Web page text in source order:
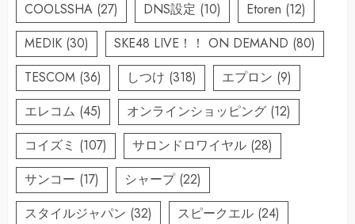
COOLSSHA (27) DNS設定 (10) Etoren (12)
MEDIK (30) SKE48 LIVE！！ ON DEMAND (80)
TESCOM (36) しつけ (318) エプロン (9)
エレコム (45) オンラインショッピング (12)
コイズミ (107) サロンドロワイヤル (28)
サンコー (17) シャープ(22)
スタイルジャパン (32) スピークエル (24)